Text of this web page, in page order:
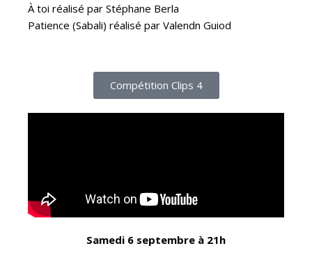
À toi réalisé par Stéphane Berla
Patience (Sabali) réalisé par Valendn Guiod
Compétition Clips 4
Samedi 6 septembre à 21h